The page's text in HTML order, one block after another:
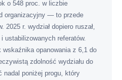
o 548 proc. w liczbie
organizacyjny — to przede
r. wydział dopiero ruszał,
ustabilizowanych referatów.
opanowania z 6,1 do
zdolność wydziału do
nadal poniżej progu, który